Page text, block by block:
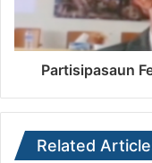
Partisipasaun
Related